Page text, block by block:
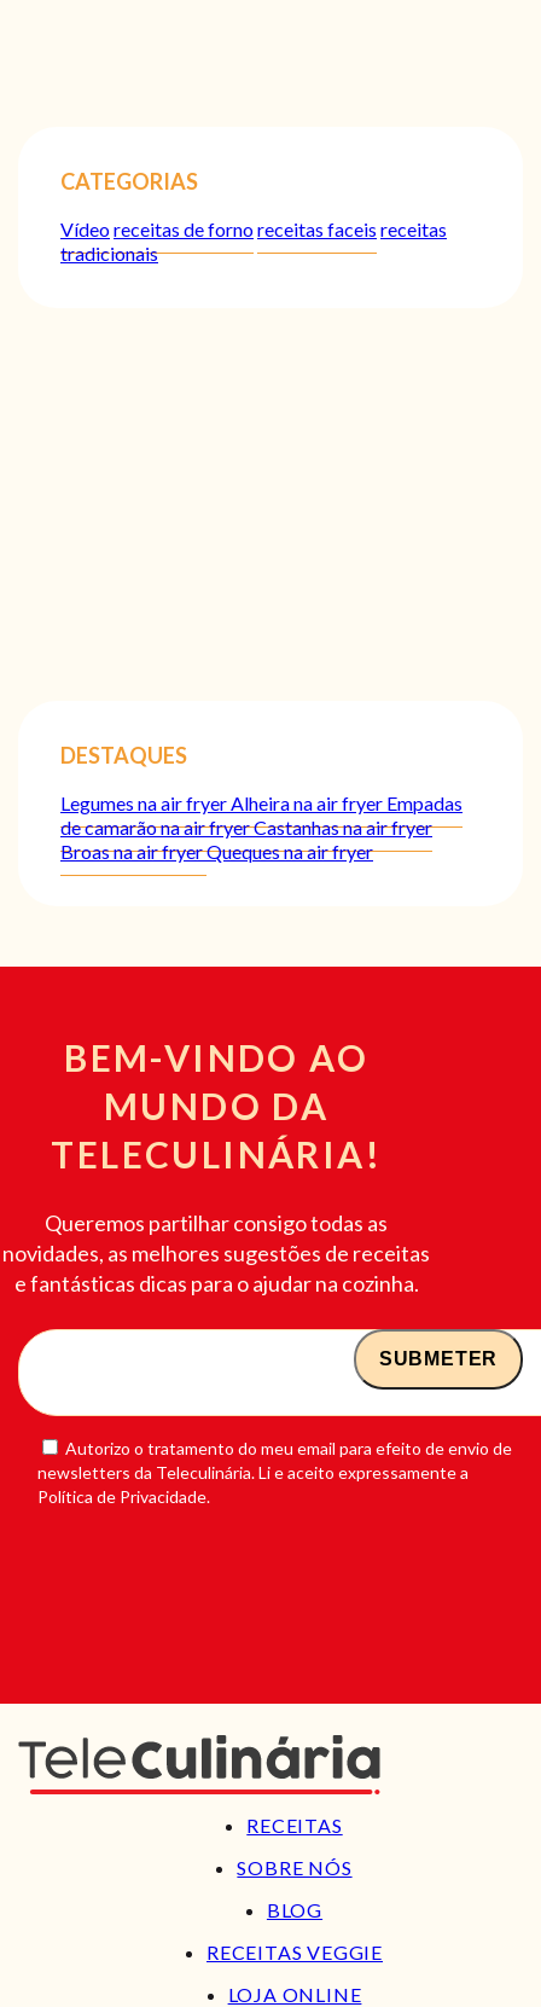
CATEGORIAS
Vídeoreceitas de fornoreceitas faceis receitas
tradicionais
DESTAQUES
Legumes na air fryerAlheira na air fryer Empadas
de camarão na air fryerCastanhas na air fryer
Broas na air fryerQueques na air fryer
BEM-VINDO AO
MUNDO DA
TELECULINÁRIA!
Queremos partilhar consigo todas as
novidades, as melhores sugestões de receitas
e fantásticas dicas para o ajudar na cozinha.
Autorizo o tratamento do meu email para efeito de envio de
newsletters da Teleculinária. Li e aceito expressamente a
Política de Privacidade.
RECEITAS
SOBRE NÓS
BLOG
RECEITAS VEGGIE
LOJA ONLINE